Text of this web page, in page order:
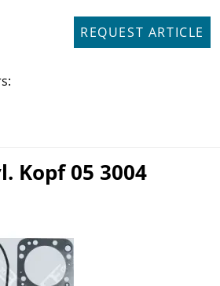
REQUEST ARTICLE
Kopf 05 3004